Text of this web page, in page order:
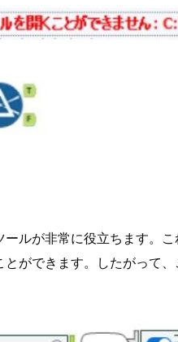
ルが非常に役立ちます。
ができます。したがって